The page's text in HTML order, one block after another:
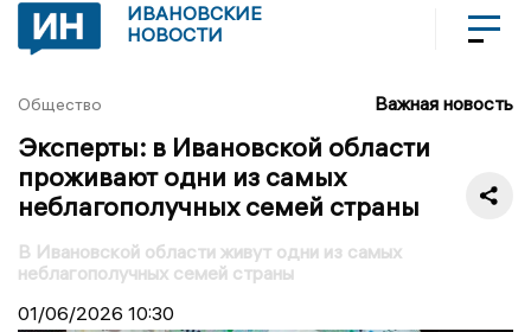
ИВАНОВСКИЕ
НОВОСТИ
Общество Важная новость
Эксперты: в Ивановской области
проживают одни из самых
неблагополучных семей страны
В Ивановской области живут одни из самых
неблагополучных семей страны
01/06/2026 10:30